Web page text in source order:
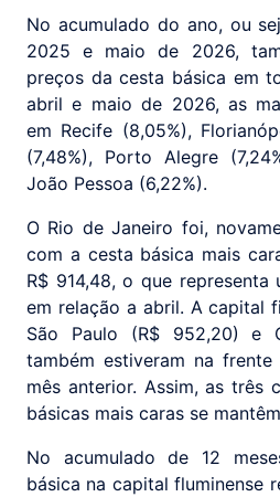
No acumulado do ano, ou
2025 e maio de 2026,
preços da cesta básica em
abril e maio de 2026, as
em Recife (8,05%),
(7,48%), Porto Alegre
João Pessoa (6,22%).
O Rio de Janeiro foi,
com a cesta básica mais
R$ 914,48, o que representa
em relação a abril. A capital
São Paulo (R$ 952,20) e
também estiveram na
mês anterior. Assim, as três
básicas mais caras se
No acumulado de 12
básica na capital fluminense